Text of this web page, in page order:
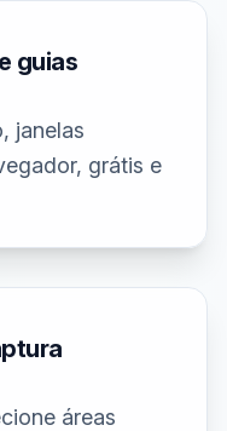
guias
janelas
grátis e
áreas